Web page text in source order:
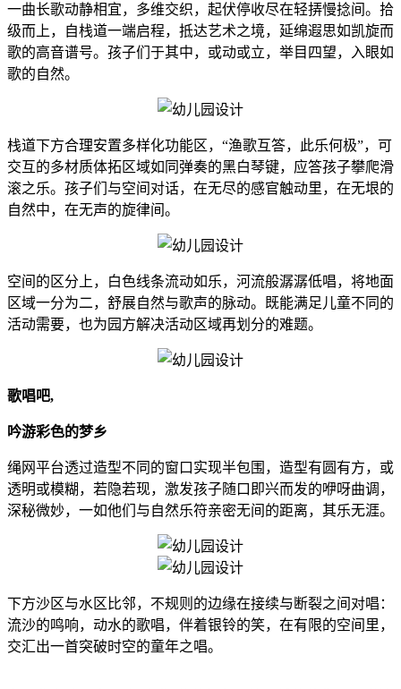
一曲长歌动静相宜，多维交织，起伏停收尽在轻挵慢捻间。拾
级而上，自栈道一端启程，抵达艺术之境，延绵遐思如凯旋而
歌的高音谱号。孩子们于其中，或动或立，举目四望，入眼如
歌的自然。
栈道下方合理安置多样化功能区，“渔歌互答，此乐何极”，可
交互的多材质体拓区域如同弹奏的黑白琴键，应答孩子攀爬滑
滚之乐。孩子们与空间对话，在无尽的感官触动里，在无垠的
自然中，在无声的旋律间。
空间的区分上，白色线条流动如乐，河流般潺潺低唱，将地面
区域一分为二，舒展自然与歌声的脉动。既能满足儿童不同的
活动需要，也为园方解决活动区域再划分的难题。
歌唱吧,
吟游彩色的梦乡
绳网平台透过造型不同的窗口实现半包围，造型有圆有方，或
透明或模糊，若隐若现，激发孩子随口即兴而发的咿呀曲调，
深秘微妙，一如他们与自然乐符亲密无间的距离，其乐无涯。
下方沙区与水区比邻，不规则的边缘在接续与断裂之间对唱：
流沙的鸣响，动水的歌唱，伴着银铃的笑，在有限的空间里，
交汇出一首突破时空的童年之唱。